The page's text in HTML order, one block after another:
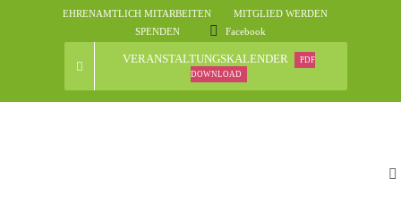
EHRENAMTLICH MITARBEITEN
MITGLIED WERDEN
SPENDEN
Facebook
VERANSTALTUNGSKALENDER
PDF
DOWNLOAD